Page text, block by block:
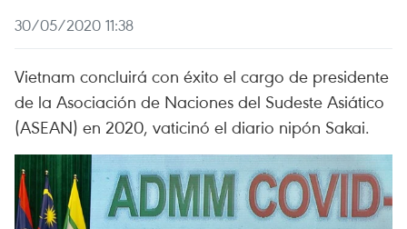
30/05/2020 11:38
Vietnam concluirá con éxito el cargo de presidente
de la Asociación de Naciones del Sudeste Asiático
(ASEAN) en 2020, vaticinó el diario nipón Sakai.